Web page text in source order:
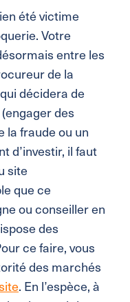
été victime
Votre
entre les
de la
décidera de
des
la fraude ou un
d’investir, il faut
site
que ce
ou conseiller en
des
ce faire, vous
des marchés
. En l’espèce, à